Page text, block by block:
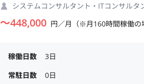
システムコンサルタント・ITコンサルタ
〜448,000 円／月（※月160時間稼働の
稼働日数
3日
常駐日数
0日